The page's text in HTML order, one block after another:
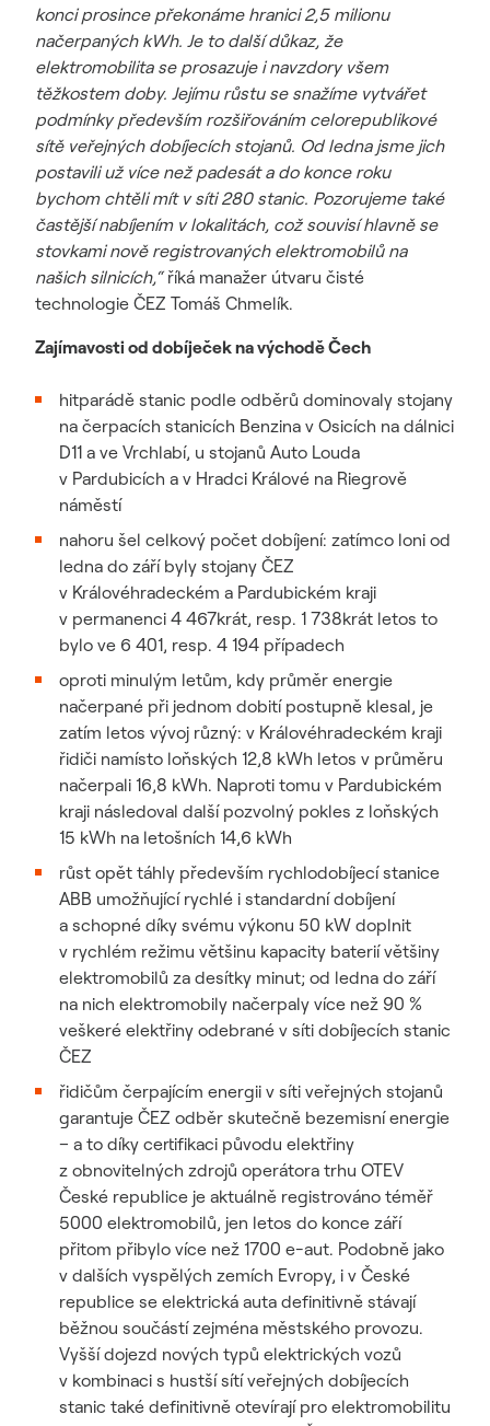
konci prosince překonáme hranici 2,5 milionu
načerpaných kWh. Je to další důkaz, že
elektromobilita se prosazuje i navzdory všem
těžkostem doby. Jejímu růstu se snažíme vytvářet
podmínky především rozšiřováním celorepublikové
sítě veřejných dobíjecích stojanů. Od ledna jsme jich
postavili už více než padesát a do konce roku
bychom chtěli mít v síti 280 stanic. Pozorujeme také
častější nabíjením v lokalitách, což souvisí hlavně se
stovkami nově registrovaných elektromobilů na
našich silnicích,“říká manažer útvaru čisté
technologie ČEZ Tomáš Chmelík.
Zajímavosti od dobíječek na východě Čech
hitparádě stanic podle odběrů dominovaly stojany
na čerpacích stanicích Benzina v Osicích na dálnici
D11 a ve Vrchlabí, u stojanů Auto Louda
v Pardubicích a v Hradci Králové na Riegrově
náměstí
nahoru šel celkový počet dobíjení: zatímco loni od
ledna do září byly stojany ČEZ
v Královéhradeckém a Pardubickém kraji
v permanenci 4 467krát, resp. 1 738krát letos to
bylo ve 6 401, resp. 4 194 případech
oproti minulým letům, kdy průměr energie
načerpané při jednom dobití postupně klesal, je
zatím letos vývoj různý: v Královéhradeckém kraji
řidiči namísto loňských 12,8 kWh letos v průměru
načerpali 16,8 kWh. Naproti tomu v Pardubickém
kraji následoval další pozvolný pokles z loňských
15 kWh na letošních 14,6 kWh
růst opět táhly především rychlodobíjecí stanice
ABB umožňující rychlé i standardní dobíjení
a schopné díky svému výkonu 50 kW doplnit
v rychlém režimu většinu kapacity baterií většiny
elektromobilů za desítky minut; od ledna do září
na nich elektromobily načerpaly více než 90 %
veškeré elektřiny odebrané v síti dobíjecích stanic
ČEZ
řidičům čerpajícím energii v síti veřejných stojanů
garantuje ČEZ odběr skutečně bezemisní energie
– a to díky certifikaci původu elektřiny
z obnovitelných zdrojů operátora trhu OTEV
České republice je aktuálně registrováno téměř
5000 elektromobilů, jen letos do konce září
přitom přibylo více než 1700 e-aut. Podobně jako
v dalších vyspělých zemích Evropy, i v České
republice se elektrická auta definitivně stávají
běžnou součástí zejména městského provozu.
Vyšší dojezd nových typů elektrických vozů
v kombinaci s hustší sítí veřejných dobíjecích
stanic také definitivně otevírají pro elektromobilitu